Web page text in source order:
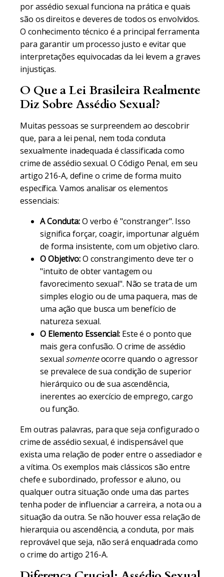
por assédio sexual funciona na prática e quais
são os direitos e deveres de todos os envolvidos.
O conhecimento técnico é a principal ferramenta
para garantir um processo justo e evitar que
interpretações equivocadas da lei levem a graves
injustiças.
O Que a Lei Brasileira Realmente
Diz Sobre Assédio Sexual?
Muitas pessoas se surpreendem ao descobrir
que, para a lei penal, nem toda conduta
sexualmente inadequada é classificada como
crime de assédio sexual. O Código Penal, em seu
artigo 216-A, define o crime de forma muito
específica. Vamos analisar os elementos
essenciais:
A Conduta:O verbo é "constranger". Isso
significa forçar, coagir, importunar alguém
de forma insistente, com um objetivo claro.
O Objetivo:O constrangimento deve ter o
"intuito de obter vantagem ou
favorecimento sexual". Não se trata de um
simples elogio ou de uma paquera, mas de
uma ação que busca um benefício de
natureza sexual.
O Elemento Essencial:Este é o ponto que
mais gera confusão. O crime de assédio
sexual somenteocorre quando o agressor
se prevalece de sua condição de superior
hierárquico ou de sua ascendência,
inerentes ao exercício de emprego, cargo
ou função.
Em outras palavras, para que seja configurado o
crime de assédio sexual, é indispensável que
exista uma relação de poder entre o assediador e
a vítima. Os exemplos mais clássicos são entre
chefe e subordinado, professor e aluno, ou
qualquer outra situação onde uma das partes
tenha poder de influenciar a carreira, a nota ou a
situação da outra. Se não houver essa relação de
hierarquia ou ascendência, a conduta, por mais
reprovável que seja, não será enquadrada como
o crime do artigo 216-A.